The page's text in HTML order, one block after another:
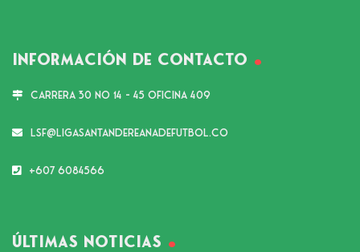
Información de Contacto
Carrera 30 No 14 - 45 Oficina 409
lsf@ligasantandereanadefutbol.co
+607 6084566
Últimas noticias